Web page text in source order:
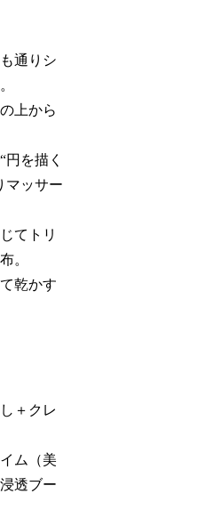
通りシ
上から
を描く
マッサー
てトリ
。
乾かす
＋クレ
ム（美
透ブー